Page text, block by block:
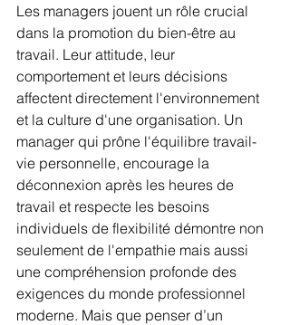
Les managers jouent un rôle crucial
dans la promotion du bien-être au
travail. Leur attitude, leur
comportement et leurs décisions
affectent directement l'environnement
et la culture d'une organisation. Un
manager qui prône l'équilibre travail-
vie personnelle, encourage la
déconnexion après les heures de
travail et respecte les besoins
individuels de flexibilité démontre non
seulement de l'empathie mais aussi
une compréhension profonde des
exigences du monde professionnel
moderne. Mais que penser d’un